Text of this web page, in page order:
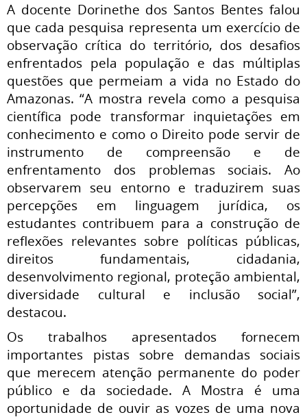
A docente Dorinethe dos Santos Bentes falou
que cada pesquisa representa um exercício de
observação crítica do território, dos desafios
enfrentados pela população e das múltiplas
questões que permeiam a vida no Estado do
Amazonas. “A mostra revela como a pesquisa
científica pode transformar inquietações em
conhecimento e como o Direito pode servir de
instrumento de compreensão e de
enfrentamento dos problemas sociais. Ao
observarem seu entorno e traduzirem suas
percepções em linguagem jurídica, os
estudantes contribuem para a construção de
reflexões relevantes sobre políticas públicas,
direitos fundamentais, cidadania,
desenvolvimento regional, proteção ambiental,
diversidade cultural e inclusão social”,
destacou.
Os trabalhos apresentados fornecem
importantes pistas sobre demandas sociais
que merecem atenção permanente do poder
público e da sociedade. A Mostra é uma
oportunidade de ouvir as vozes de uma nova